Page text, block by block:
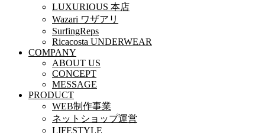
LUXURIOUS 本店
Wazari ワザアリ
SurfingReps
Ricacosta UNDERWEAR
COMPANY
ABOUT US
CONCEPT
MESSAGE
PRODUCT
WEB制作事業
ネットショップ運営
LIFESTYLE